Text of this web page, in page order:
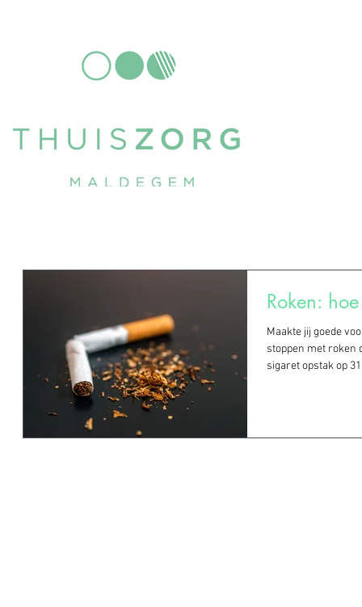
Roken:
Maakte jij goede
stoppen met roken daar één
sigaret opstak op